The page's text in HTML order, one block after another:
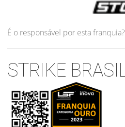
É o responsável por esta franquia?
STRIKE BRASIL